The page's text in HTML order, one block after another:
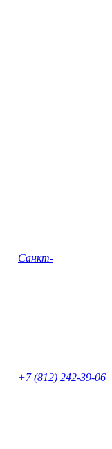
Санкт-
+7 (812) 242-39-06